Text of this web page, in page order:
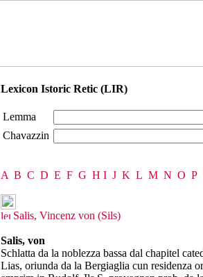
Lexicon Istoric Retic (LIR)
Lemma
Chavazzin
A B C D E F G H I J K L M N O P
Salis, Vincenz von (Sils)
Salis, von
Schlatta da la noblezza bassa dal chapitel
Lias, oriunda da la Bergiaglia cun residenza